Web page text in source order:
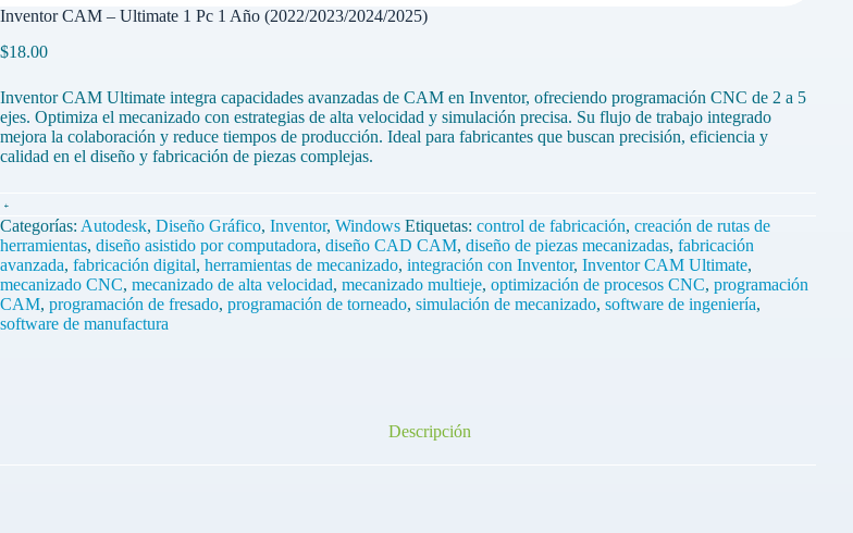
Inventor CAM – Ultimate 1 Pc 1 Año (2022/2023/2024/2025)
$18.00
Inventor CAM Ultimate integra capacidades avanzadas de CAM en Inventor, ofreciendo programación CNC de 2 a 5
ejes. Optimiza el mecanizado con estrategias de alta velocidad y simulación precisa. Su flujo de trabajo integrado
mejora la colaboración y reduce tiempos de producción. Ideal para fabricantes que buscan precisión, eficiencia y
calidad en el diseño y fabricación de piezas complejas.
Inventor
CAM
–
Ultimate
1
Pc
1
Año
Categorías: Autodesk, Diseño Gráfico, Inventor, Windows Etiquetas: control de fabricación, creación de rutas de
herramientas, diseño asistido por computadora, diseño CAD CAM, diseño de piezas mecanizadas, fabricación
avanzada, fabricación digital, herramientas de mecanizado, integración con Inventor, Inventor CAM Ultimate,
mecanizado CNC, mecanizado de alta velocidad, mecanizado multieje, optimización de procesos CNC, programación
CAM, programación de fresado, programación de torneado, simulación de mecanizado, software de ingeniería,
software de manufactura
Descripción